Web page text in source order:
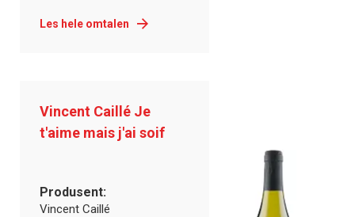
Les hele omtalen
Vincent Caillé Je
t'aime mais j'ai soif
Produsent:
Vincent Caillé